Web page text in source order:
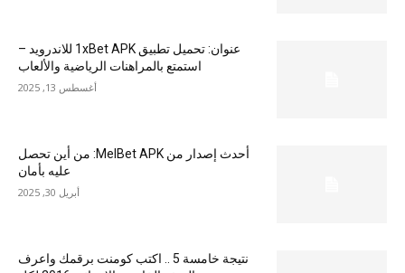
عنوان: تحميل تطبيق 1xBet APK للاندرويد –
استمتع بالمراهنات الرياضية والألعاب
أغسطس 13, 2025
أحدث إصدار من MelBet APK: من أين تحصل
عليه بأمان
أبريل 30, 2025
نتيجة خامسة 5 .. اكتب كومنت برقمك واعرف